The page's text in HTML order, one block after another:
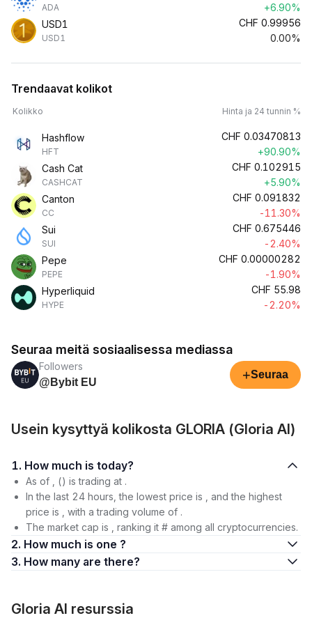
ADA
+6.90%
USD1
USD1
CHF 0.99956
0.00%
Trendaavat kolikot
Kolikko Hinta ja 24 tunnin %
Hashflow
HFT
CHF 0.03470813
+90.90%
Cash Cat
CASHCAT
CHF 0.102915
+5.90%
Canton
CC
CHF 0.091832
-11.30%
Sui
SUI
CHF 0.675446
-2.40%
Pepe
PEPE
CHF 0.00000282
-1.90%
Hyperliquid
HYPE
CHF 55.98
-2.20%
Seuraa meitä sosiaalisessa mediassa
Followers
@Bybit EU
+Seuraa
Usein kysyttyä kolikosta GLORIA (Gloria AI)
1. How much is today?
As of , () is trading at .
In the last 24 hours, the lowest price is , and the highest
price is , with a trading volume of .
The market cap is , ranking it # among all cryptocurrencies.
2. How much is one ?
3. How many are there?
Gloria AI resurssia